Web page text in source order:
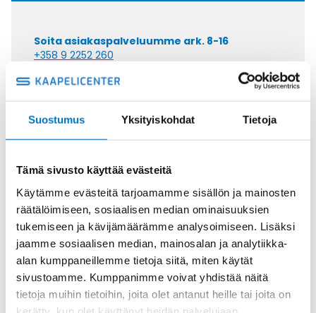
Suostumus Yksityiskohdat Tietoja
Tämä sivusto käyttää evästeitä
Käytämme evästeitä tarjoamamme sisällön ja mainosten
räätälöimiseen, sosiaalisen median ominaisuuksien
tukemiseen ja kävijämäärämme analysoimiseen. Lisäksi
jaamme sosiaalisen median, mainosalan ja analytiikka-
alan kumppaneillemme tietoja siitä, miten käytät
sivustoamme. Kumppanimme voivat yhdistää näitä
tietoja muihin tietoihin, joita olet antanut heille tai joita on
Soita asiakaspalveluumme ark. 8-16
+358 9 2252 260
Tai lähetä sähköpostia
myynti@kaapelicenter.fi
Saman kaapelin eri versiot
Ketjukaapeli KAWEFLEX 6410 SK-C-
PVC UL/CSA 10X0,34 (AWG22)